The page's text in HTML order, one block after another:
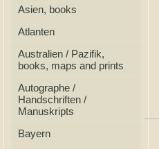
Asien, books
Atlanten
Australien / Pazifik,
books, maps and prints
Autographe /
Handschriften /
Manuskripts
Bayern